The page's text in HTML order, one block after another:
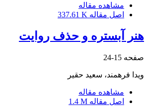
مشاهده مقاله
اصل مقاله 337.61 K
هنر آبستره و حذف روایت
صفحه 15-24
ویدا فرهمند، سعید حقیر
مشاهده مقاله
اصل مقاله 1.4 M